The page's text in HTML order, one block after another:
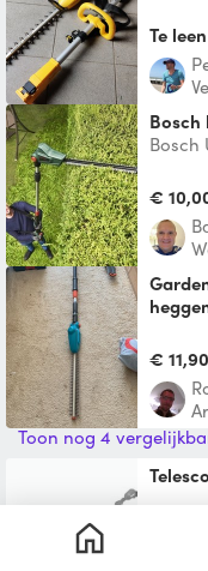
Te leen
Bosch
€
Gardena | Accu | Telescopische
future/
€ 11,90
Toon nog 4